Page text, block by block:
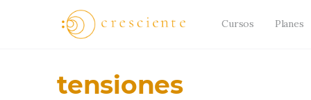
Cursos Planes
tensiones